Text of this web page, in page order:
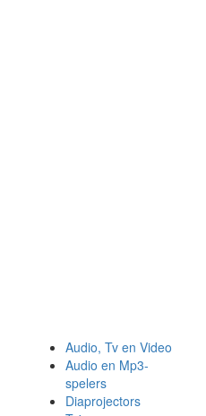
Audio, Tv en Video
Audio en Mp3-
spelers
Diaprojectors